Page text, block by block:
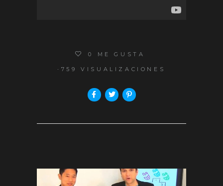
0 ME GUSTA
759 VISUALIZACIONES